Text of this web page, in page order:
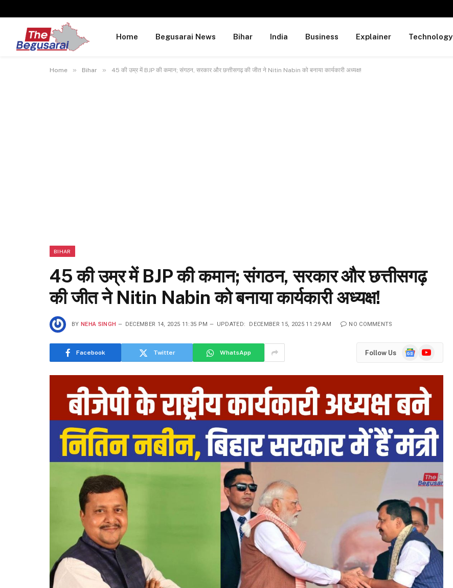
Home Begusarai News Bihar India Business Explainer Technology
Home » Bihar » 45 की उम्र में BJP की कमान; संगठन, सरकार और छत्तीसगढ़ की जीत ने Nitin Nabin को बनाया कार्यकारी अध्यक्ष!
BIHAR
45 की उम्र में BJP की कमान; संगठन, सरकार और छत्तीसगढ़
की जीत ने Nitin Nabin को बनाया कार्यकारी अध्यक्ष!
BY NEHA SINGH DECEMBER 14, 2025 11:35 PM UPDATED: DECEMBER 15, 2025 11:29 AM NO COMMENTS
Facebook Twitter WhatsApp Follow Us
GoogleYouTube